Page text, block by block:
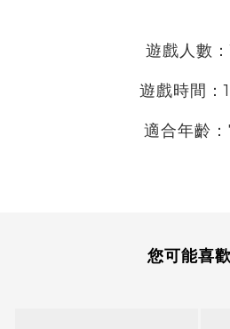
遊戲人數：
遊戲時間：
適合年齡
您可能喜